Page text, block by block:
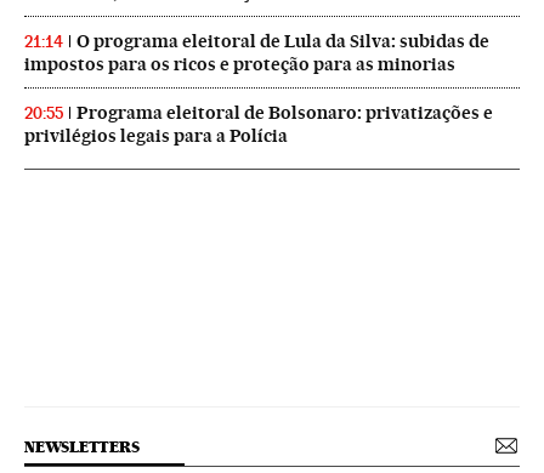
21:14
O programa eleitoral de Lula da Silva: subidas de
impostos para os ricos e proteção para as minorias
20:55
Programa eleitoral de Bolsonaro: privatizações e
privilégios legais para a Polícia
NEWSLETTERS